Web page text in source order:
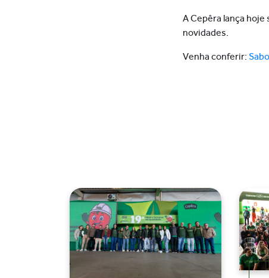
A Cepêra lança
novidades.
Venha conferir: